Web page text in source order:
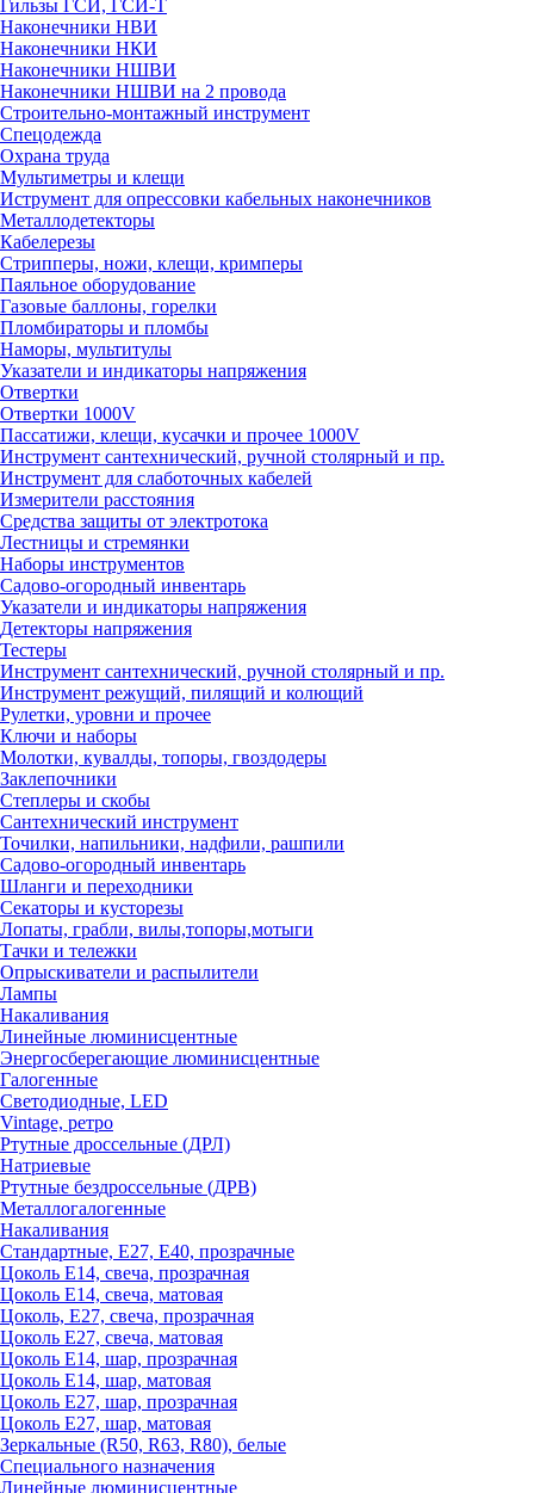
Гильзы ГСИ, ГСИ-Т
Наконечники НВИ
Наконечники НКИ
Наконечники НШВИ
Наконечники НШВИ на 2 провода
Строительно-монтажный инструмент
Спецодежда
Охрана труда
Мультиметры и клещи
Иструмент для опрессовки кабельных наконечников
Металлодетекторы
Кабелерезы
Стрипперы, ножи, клещи, кримперы
Паяльное оборудование
Газовые баллоны, горелки
Пломбираторы и пломбы
Наморы, мультитулы
Указатели и индикаторы напряжения
Отвертки
Отвертки 1000V
Пассатижи, клещи, кусачки и прочее 1000V
Инструмент сантехнический, ручной столярный и пр.
Инструмент для слаботочных кабелей
Измерители расстояния
Средства защиты от электротока
Лестницы и стремянки
Наборы инструментов
Садово-огородный инвентарь
Указатели и индикаторы напряжения
Детекторы напряжения
Тестеры
Инструмент сантехнический, ручной столярный и пр.
Инструмент режущий, пилящий и колющий
Рулетки, уровни и прочее
Ключи и наборы
Молотки, кувалды, топоры, гвоздодеры
Заклепочники
Степлеры и скобы
Сантехнический инструмент
Точилки, напильники, надфили, рашпили
Садово-огородный инвентарь
Шланги и переходники
Секаторы и кусторезы
Лопаты, грабли, вилы,топоры,мотыги
Тачки и тележки
Опрыскиватели и распылители
Лампы
Накаливания
Линейные люминисцентные
Энергосберегающие люминисцентные
Галогенные
Светодиодные, LED
Vintage, ретро
Ртутные дроссельные (ДРЛ)
Натриевые
Ртутные бездроссельные (ДРВ)
Металлогалогенные
Накаливания
Стандартные, Е27, Е40, прозрачные
Цоколь Е14, свеча, прозрачная
Цоколь Е14, свеча, матовая
Цоколь, Е27, свеча, прозрачная
Цоколь Е27, свеча, матовая
Цоколь Е14, шар, прозрачная
Цоколь Е14, шар, матовая
Цоколь Е27, шар, прозрачная
Цоколь Е27, шар, матовая
Зеркальные (R50, R63, R80), белые
Специального назначения
Линейные люминисцентные